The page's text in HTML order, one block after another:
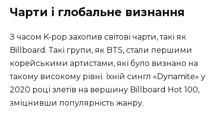
Чарти і глобальне визнання
З часом K-pop захопив світові чарти, такі як
Billboard. Такі групи, як BTS, стали першими
корейськими артистами, які було визнано на
такому високому рівні. Їхній сингл «Dynamite» у
2020 році злетів на вершину Billboard Hot 100,
зміцнивши популярність жанру.